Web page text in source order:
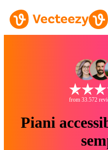
from 33.572
Piani